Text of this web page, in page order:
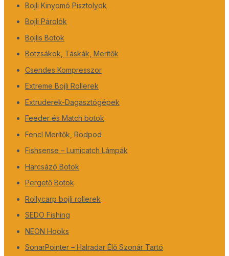
Bojli Kinyomó Pisztolyok
Bojli Párolók
Bojlis Botok
Botzsákok, Táskák, Merítők
Csendes Kompresszor
Extreme Bojli Rollerek
Extruderek-Dagasztógépek
Feeder és Match botok
Fencl Merítők, Rodpod
Fishsense – Lumicatch Lámpák
Harcsázó Botok
Pergető Botok
Rollycarp bojli rollerek
SEDO Fishing
NEON Hooks
SonarPointer – Halradar Élő Szonár Tartó